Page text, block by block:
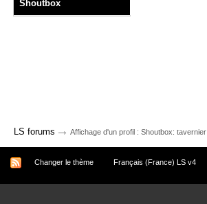
Shoutbox
LS forums → Affichage d'un profil : Shoutbox: tavernier
Changer le thème Français (France) LS v4